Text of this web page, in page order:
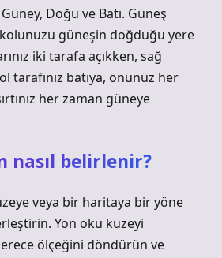
Doğu ve Batı. Güneş
güneşin doğduğu yere
iki tarafa açıkken, sağ
tarafınız batıya, önünüz her
her zaman güneye
nasıl belirlenir?
veya bir haritaya bir yöne
Yön oku kuzeyi
ölçeğini döndürün ve